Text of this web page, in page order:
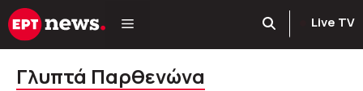
Μετάβαση
σε
Live TV
Γλυπτά Παρθενώνα